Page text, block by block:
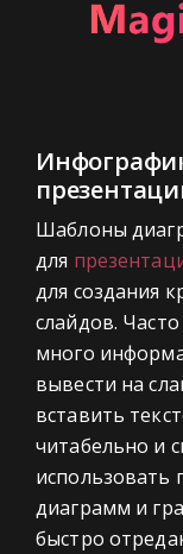
Шаблоны
для
для создания
слайдов.
много
вывести на
вставить
читабельно и
использовать
диаграмм и
быстро